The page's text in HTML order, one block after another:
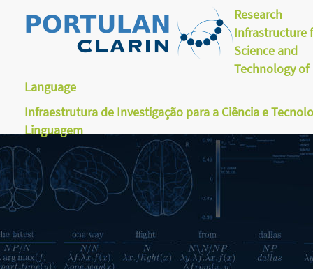
Research
Infrastructure
Science and
Technology of
Language
Infraestrutura de Investigação para a Ciência e
Linguagem